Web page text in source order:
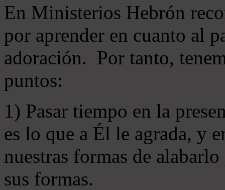
En Ministerios Hebrón
por aprender en cuanto al
adoración. Por tanto,
puntos:
1) Pasar tiempo en la
es lo que a Él le agrada, y
nuestras formas de
sus formas.